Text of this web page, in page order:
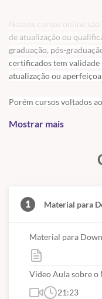
diferenciado em suas
Dificuldades
Glaucia Bispo, CRFa 2
que você precisa para
Material elaborado pela
14485
Nossos cursos online
de atualização ou
graduação, pós-
certificados tem
atualização ou
Porém cursos voltados
profissional para
Mostrar mais
1 Material para
Material para
Video Aula sobre o
21:23